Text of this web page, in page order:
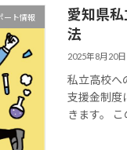
ート情報
愛知県
法
2025年8月20日
私立高校へ
支援金制度
きます。